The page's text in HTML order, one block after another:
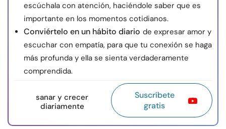
escúchala con atención, haciéndole saber que es
importante en los momentos cotidianos.
Conviértelo en un hábito diario de expresar amor y
escuchar con empatía, para que tu conexión se haga
más profunda y ella se sienta verdaderamente
comprendida.
sanar y crecer
diariamente
Suscríbete
gratis